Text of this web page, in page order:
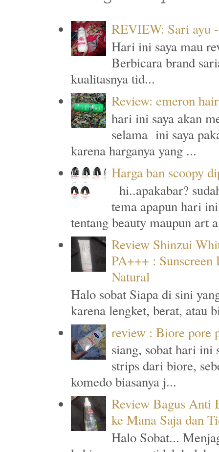
REVIEW: Sari ayu
Hari ini saya mau
Berbicara brand
kualitasnya tid...
Review: emeron
hari ini saya akan
selama ini saya
karena harganya yang ...
Harga ban scoopy
hi..apakabar?
tema apapun hari
tentang beauty maupun art
Review Shinzui
PA+++ :
Natural
Halo sobat Siapa di sini
karena lengket, berat, atau
review : Biore pore
siang, sobat hari ini
strips dari biore,
komedo biasanya j...
Review Bagus Anti
ke Mana Saja dan
Halo Sobat...